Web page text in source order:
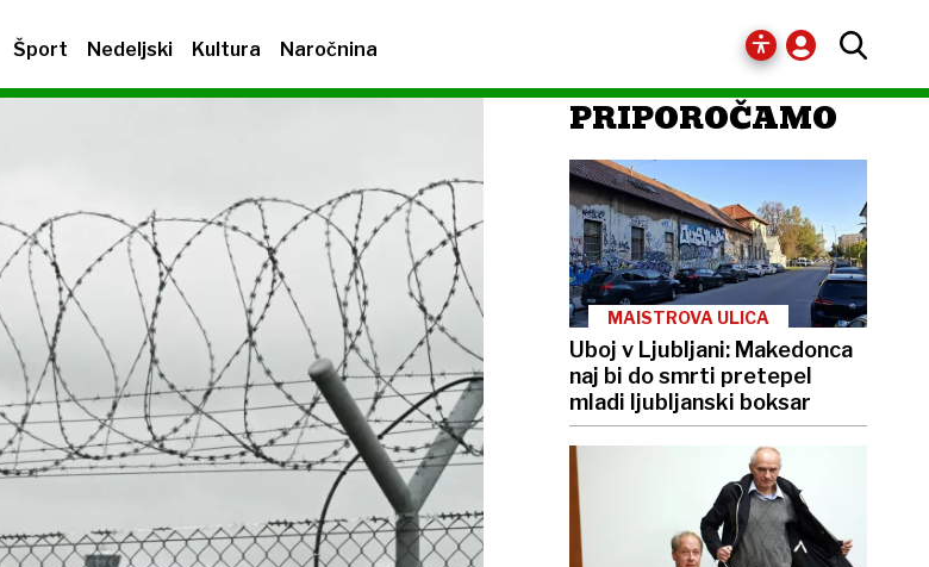
Šport Nedeljski Kultura Naročnina
PRIPOROČAMO
MAISTROVA ULICA
Uboj v Ljubljani: Makedonca
naj bi do smrti pretepel
mladi ljubljanski boksar